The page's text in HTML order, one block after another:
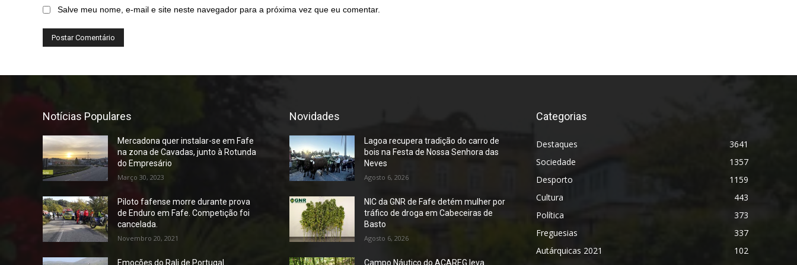
Salve meu nome, e-mail e site neste navegador para a próxima vez que eu comentar.
Notícias Populares
Mercadona quer instalar-se em Fafe
na zona de Cavadas, junto à Rotunda
do Empresário
Março 30, 2023
Piloto fafense morre durante prova
de Enduro em Fafe. Competição foi
cancelada.
Novembro 20, 2021
Emoções do Rali de Portugal
Novidades
Lagoa recupera tradição do carro de
bois na Festa de Nossa Senhora das
Neves
Agosto 6, 2026
NIC da GNR de Fafe detém mulher por
tráfico de droga em Cabeceiras de
Basto
Agosto 6, 2026
Campo Náutico do ACAREG leva
Categorias
Destaques
3641
Sociedade
1357
Desporto
1159
Cultura
443
Política
373
Freguesias
337
Autárquicas 2021
102